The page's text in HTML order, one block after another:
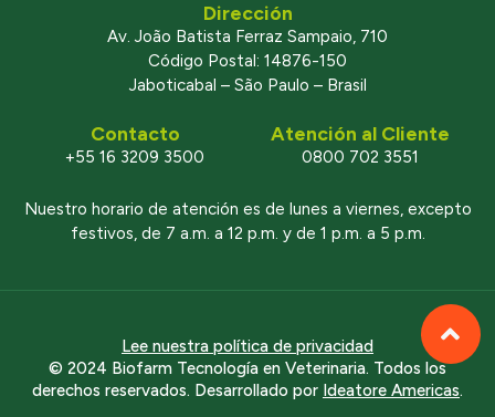
Dirección
Av. João Batista Ferraz Sampaio, 710
Código Postal: 14876-150
Jaboticabal – São Paulo – Brasil
Contacto
+55 16 3209 3500
Atención al Cliente
0800 702 3551
Nuestro horario de atención es de lunes a viernes, excepto
festivos, de 7 a.m. a 12 p.m. y de 1 p.m. a 5 p.m.
Lee nuestra política de privacidad
© 2024 Biofarm Tecnología en Veterinaria. Todos los
derechos reservados. Desarrollado por Ideatore Americas.